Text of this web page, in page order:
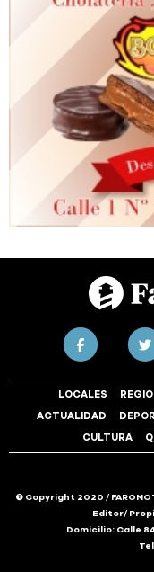
LOCALES
ACTUALIDAD
CULTURA
© Copyright 2020 /
Editor/
Domicilio: Calle